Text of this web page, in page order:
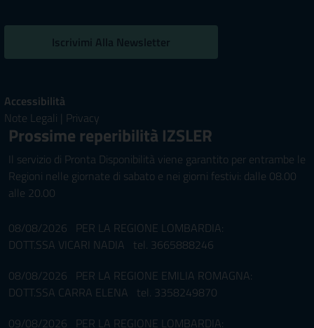
Iscrivimi Alla Newsletter
Accessibilità
Note Legali | Privacy
Prossime reperibilità IZSLER
Il servizio di Pronta Disponibilità viene garantito per entrambe le
Regioni nelle giornate di sabato e nei giorni festivi: dalle 08.00
alle 20.00
08/08/2026 PER LA REGIONE LOMBARDIA:
DOTT.SSA VICARI NADIA tel. 3665888246
08/08/2026 PER LA REGIONE EMILIA ROMAGNA:
DOTT.SSA CARRA ELENA tel. 3358249870
09/08/2026 PER LA REGIONE LOMBARDIA: